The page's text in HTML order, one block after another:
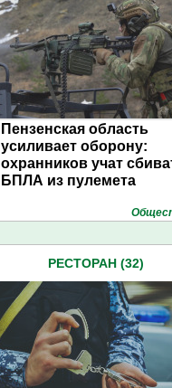
Пензенская область
усиливает оборону:
охранников учат
БПЛА из пулемета
РЕСТОРАН (32)